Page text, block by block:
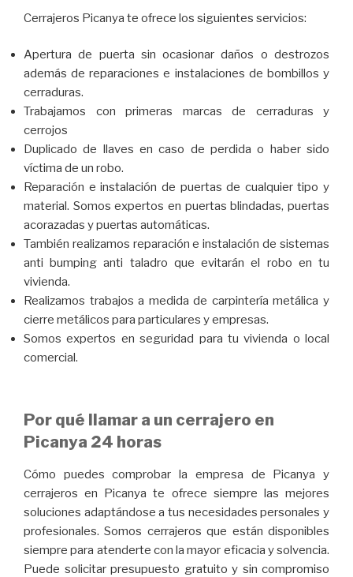
Cerrajeros Picanya te ofrece los siguientes servicios:
Apertura de puerta sin ocasionar daños o destrozos
además de reparaciones e instalaciones de bombillos y
cerraduras.
Trabajamos con primeras marcas de cerraduras y
cerrojos
Duplicado de llaves en caso de perdida o haber sido
víctima de un robo.
Reparación e instalación de puertas de cualquier tipo y
material. Somos expertos en puertas blindadas, puertas
acorazadas y puertas automáticas.
También realizamos reparación e instalación de sistemas
anti bumping anti taladro que evitarán el robo en tu
vivienda.
Realizamos trabajos a medida de carpintería metálica y
cierre metálicos para particulares y empresas.
Somos expertos en seguridad para tu vivienda o local
comercial.
Por qué llamar a un cerrajero en
Picanya 24 horas
Cómo puedes comprobar la empresa de Picanya y
cerrajeros en Picanya te ofrece siempre las mejores
soluciones adaptándose a tus necesidades personales y
profesionales. Somos cerrajeros que están disponibles
siempre para atenderte con la mayor eficacia y solvencia.
Puede solicitar presupuesto gratuito y sin compromiso